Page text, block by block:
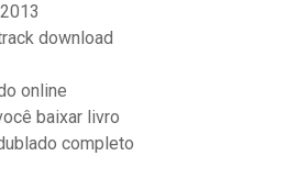
download
online
baixar livro
completo